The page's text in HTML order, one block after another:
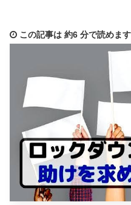
この記事は 約6 分で読めます